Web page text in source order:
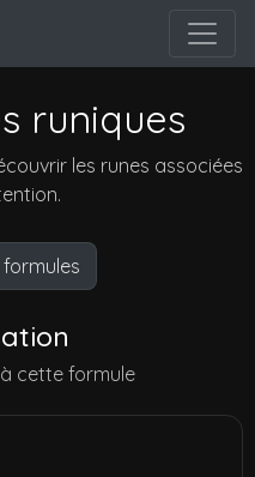
runiques
les runes associées
cette formule